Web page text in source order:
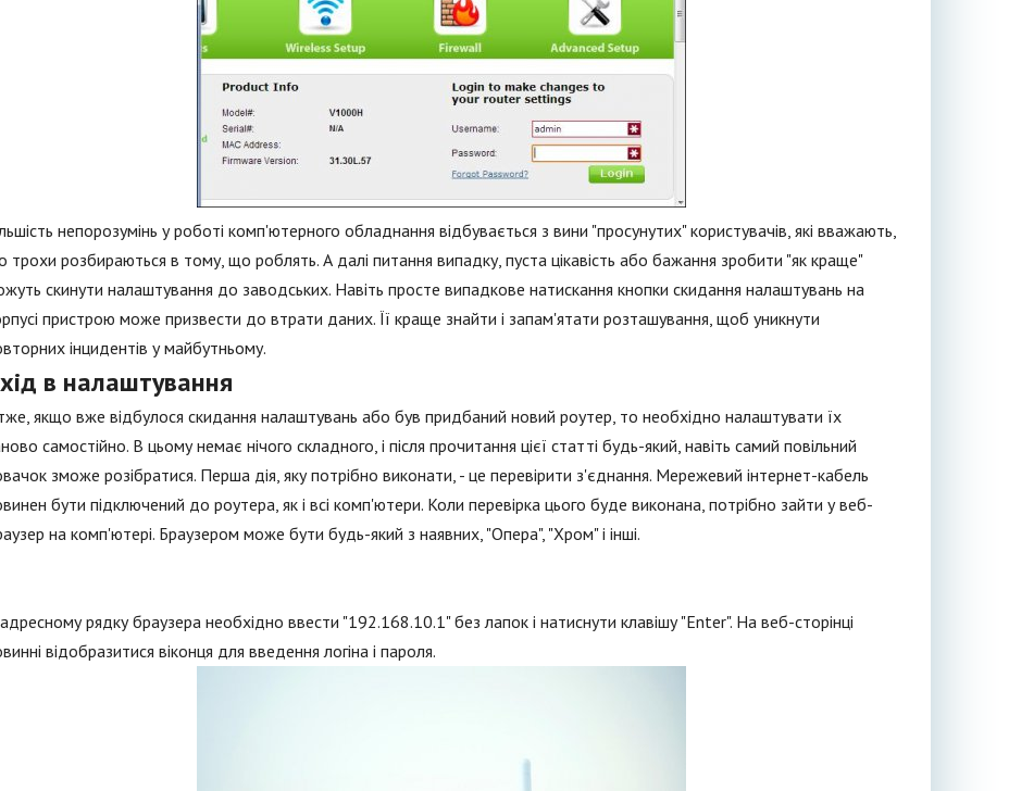
непорозумінь у роботі комп'ютерного обладнання відбувається з вини "просунутих" користувачів, які вважають,
трохи розбираються в тому, що роблять. А далі питання випадку, пуста цікавість або бажання зробити "як краще"
скинути налаштування до заводських. Навіть просте випадкове натискання кнопки скидання налаштувань на
пристрою може призвести до втрати даних. Її краще знайти і запам'ятати розташування, щоб уникнути
інцидентів у майбутньому.
в налаштування
якщо вже відбулося скидання налаштувань або був придбаний новий роутер, то необхідно налаштувати їх
самостійно. В цьому немає нічого складного, і після прочитання цієї статті будь-який, навіть самий повільний
зможе розібратися. Перша дія, яку потрібно виконати, - це перевірити з'єднання. Мережевий інтернет-кабель
бути підключений до роутера, як і всі комп'ютери. Коли перевірка цього буде виконана, потрібно зайти у веб-
на комп'ютері. Браузером може бути будь-який з наявних, "Опера", "Хром" і інші.
рядку браузера необхідно ввести "192.168.10.1" без лапок і натиснути клавішу "Enter". На веб-сторінці
відобразитися віконця для введення логіна і пароля.